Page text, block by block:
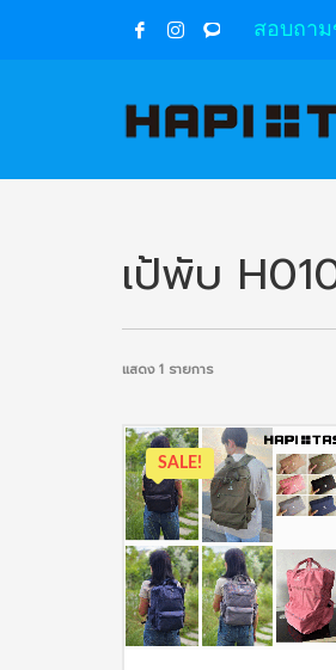
สอบถาม
เป้พับ
แสดง 1 รายการ
SALE!